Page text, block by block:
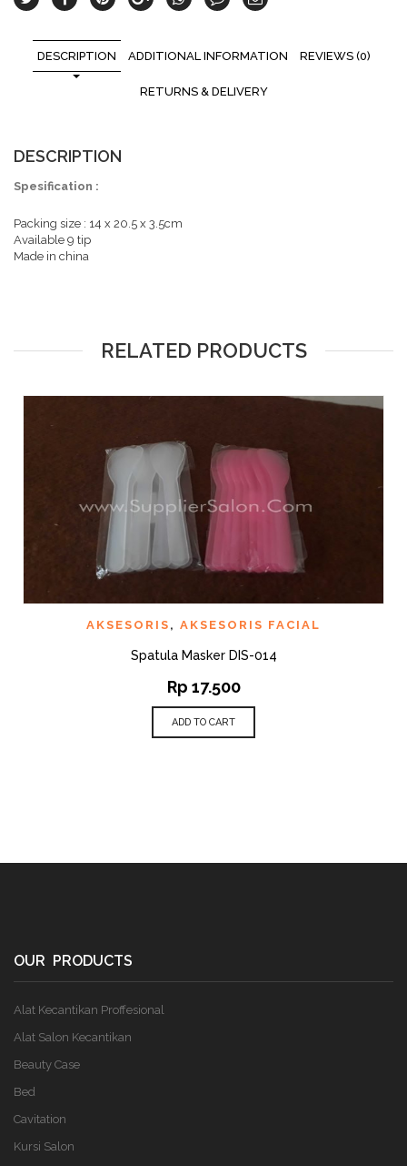
DESCRIPTION ADDITIONAL INFORMATION REVIEWS (0)
RETURNS & DELIVERY
DESCRIPTION
Spesification :
Packing size : 14 x 20.5 x 3.5cm
Available 9 tip
Made in china
RELATED PRODUCTS
AKSESORIS , AKSESORIS FACIAL
Spatula Masker DIS-014
Rp 17.500
ADD TO CART
OUR PRODUCTS
Alat Kecantikan Proffesional
Alat Salon Kecantikan
Beauty Case
Bed
Cavitation
Kursi Salon